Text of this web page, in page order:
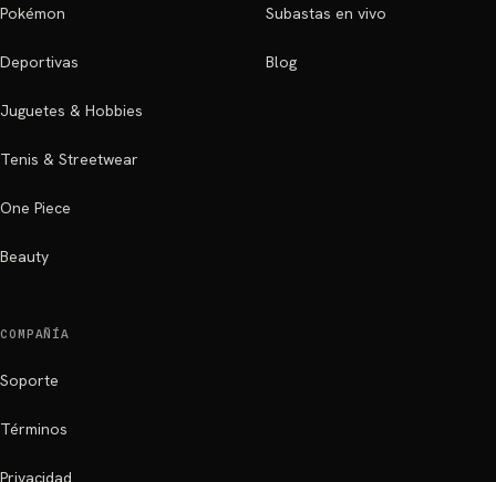
Pokémon
Deportivas
Juguetes & Hobbies
Tenis & Streetwear
One Piece
Beauty
Subastas en vivo
Blog
COMPAÑÍA
Soporte
Términos
Privacidad